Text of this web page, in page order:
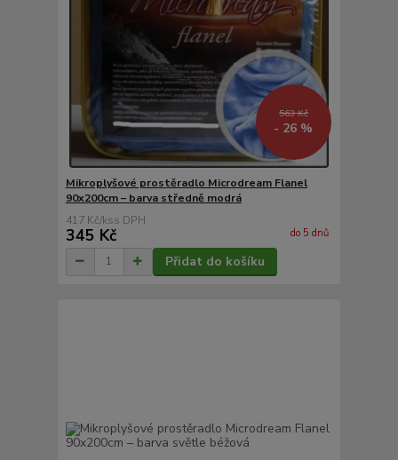
563 Kč
- 26 %
Mikroplyšové prostěradlo Microdream Flanel
90x200cm – barva středně modrá
417 Kč/ks
345 Kč do 5 dnů
Přidat do košíku